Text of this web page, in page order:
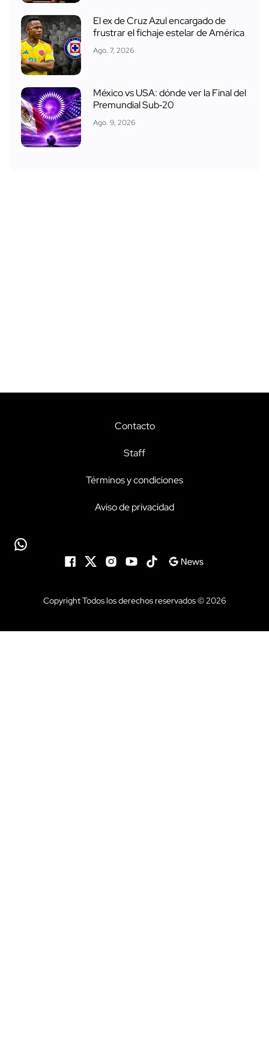
El ex de Cruz Azul encargado de
frustrar el fichaje estelar de América
Ago. 7, 2026
México vs USA: dónde ver la Final del
Premundial Sub‑20
Ago. 9, 2026
Contacto
Staff
Términos y condiciones
Aviso de privacidad
Copyright Todos los derechos reservados © 2026